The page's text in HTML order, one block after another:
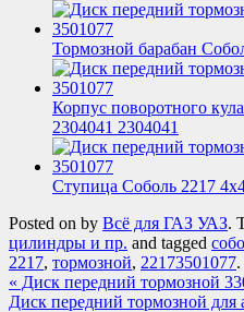
Тормозной барабан
Корпус поворотного
2304041 2304041
Ступица Соболь 2217
Posted on by Всё для ГАЗ УАЗ.
цилиндры и пр. and tagged
2217, тормозной, 22173501077
« Диск передний тормозной
Диск передний тормозной